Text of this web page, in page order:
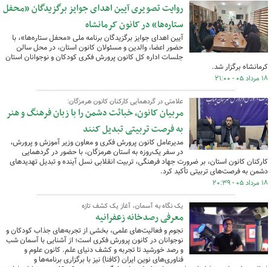
روایت تصویری آیین اهدای جوایز برگزیدگان «محفل
ستاره‌ها» در کانون کرمانشاه
آیین اهدای جوایز برگزیدگان برنامه ملی «محفل ستاره‌ها»، با
حضور اعضا، والدین و مسئولان کانون استان، در محل سالن
جلسات اداره کل کانون پرورش فکری کودکان و نوجوانان استان
کرمانشاه برگزار شد.
۱۸ مرداد ۰۵ - ۲۱:۰۰
علامتی در گردهمایی کارکنان کانون هرمزگان:
مربیان کانون، خباثت دشمن را با زبان فرهنگ و هنر
به فرصت تربیتی تبدیل کنند
مدیرعامل کانون پرورش فکری و معاون وزیر آموزش و پرورش،
در سفر یک‌روزه به استان هرمزگان، با حضور در گردهمایی
کارکنان کانون استان، بر ضرورت جهاد فرهنگی، تربیت انقلابی نسل آینده و تبدیل تهدیدهای
دشمن به فرصت‌های تربیتی تأکید کرد.
۱۸ مرداد ۰۵ - ۲۰:۳۹
یک نگاه به آسمان، آغاز یک کشف تازه
معرفی رصدخانه زعفرانیه
نجوم و فعالیت‌های علمی، بخشی از تجربه‌های جذاب کودکان و
نوجوانان در کانون پرورش فکری است؛ از آشنایی با آسمان شب
و رصد خورشید تا تجربه و کشف دنیای علم. کانون علوم و
فناوری‌های نوین ایران (کافنا) نیز با برگزاری برنامه‌ها و